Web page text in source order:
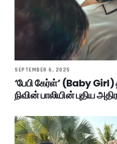
SEPTEMBER 6, 2025
‘பேபி கேர்ள்’ (Baby Girl)
நிவின் பாலியின் புதிய